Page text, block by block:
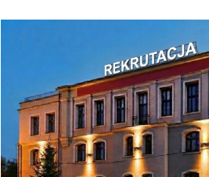
1. Administrator wykorzystuje
1. Konfiguracji serwisu
• dostosowania zawartości stron
do preferencji Użytkownika oraz
korzystania ze stron
• rozpoznania urządzenia